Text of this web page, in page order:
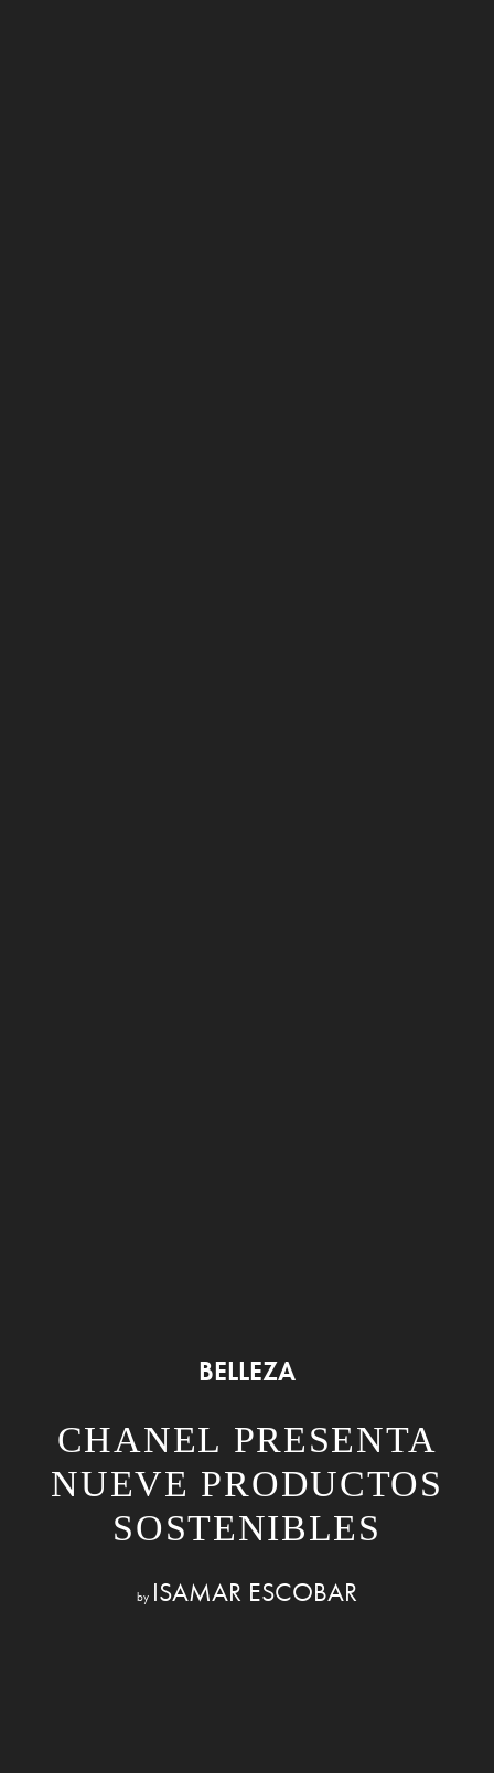
BELLEZA
CHANEL PRESENTA
NUEVE PRODUCTOS
SOSTENIBLES
by ISAMAR ESCOBAR